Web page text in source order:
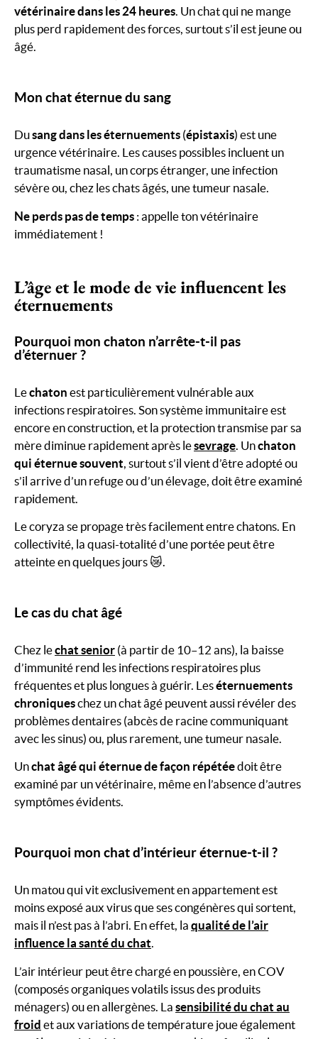
vétérinaire dans les 24 heures. Un chat qui ne mange
plus perd rapidement des forces, surtout s’il est jeune ou
âgé.
Mon chat éternue du sang
Dusang dans les éternuements (épistaxis) est une
urgence vétérinaire. Les causes possibles incluent un
traumatisme nasal, un corps étranger, une infection
sévère ou, chez les chats âgés, une tumeur nasale.
Ne perds pas de temps : appelle ton vétérinaire
immédiatement !
L’âge et le mode de vie influencent les
éternuements
Pourquoi mon chaton n’arrête-t-il pas
d’éternuer ?
Lechaton est particulièrement vulnérable aux
infections respiratoires. Son système immunitaire est
encore en construction, et la protection transmise par sa
mère diminue rapidement après lesevrage . Unchaton
qui éternue souvent , surtout s’il vient d’être adopté ou
s’il arrive d’un refuge ou d’un élevage, doit être examiné
rapidement.
Le coryza se propage très facilement entre chatons. En
collectivité, la quasi-totalité d’une portée peut être
atteinte en quelques jours 😿.
Le cas du chat âgé
Chez lechat senior (à partir de 10–12 ans), la baisse
d’immunité rend les infections respiratoires plus
fréquentes et plus longues à guérir. Leséternuements
chroniqueschez un chat âgé peuvent aussi révéler des
problèmes dentaires (abcès de racine communiquant
avec les sinus) ou, plus rarement, une tumeur nasale.
Unchat âgé qui éternue de façon répétéedoit être
examiné par un vétérinaire, même en l’absence d’autres
symptômes évidents.
Pourquoi mon chat d’intérieur éternue-t-il ?
Un matou qui vit exclusivement en appartement est
moins exposé aux virus que ses congénères qui sortent,
mais il n’est pas à l’abri. En effet, la qualité de l’air
influence la santé du chat.
L’air intérieur peut être chargé en poussière, en COV
(composés organiques volatils issus des produits
ménagers) ou en allergènes. La sensibilité du chat au
froid et aux variations de température joue également